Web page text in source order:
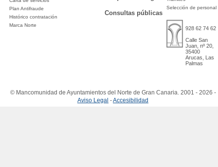
Plan Antifraude
Histórico contratación
Marca Norte
Consultas públicas
Selección de personal
928 62 74 62
Calle San
Juan, nº 20,
35400
Arucas, Las
Palmas
© Mancomunidad de Ayuntamientos del Norte de Gran Canaria. 2001 - 2026 -
Aviso Legal -Accesibilidad